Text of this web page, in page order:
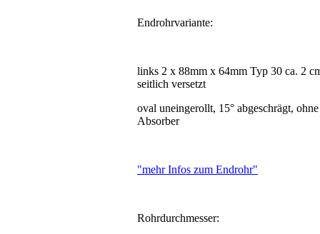
Endrohrvariante:
links 2 x 88mm x 64mm Typ 30 ca. 2
seitlich versetzt
oval uneingerollt, 15° abgeschrägt, ohne
Absorber
"mehr Infos zum Endrohr"
Rohrdurchmesser: